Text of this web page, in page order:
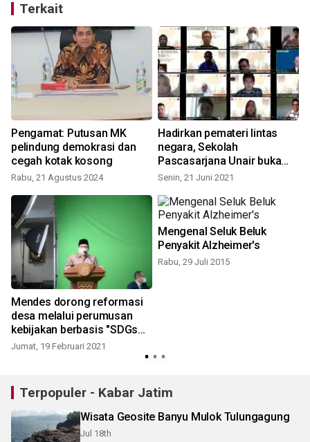
Terkait
Pengamat: Putusan MK
pelindung demokrasi dan
cegah kotak kosong
Rabu, 21 Agustus 2024
Hadirkan pemateri lintas
negara, Sekolah
Pascasarjana Unair buka
program "Online Summer
Senin, 21 Juni 2021
Mendes dorong reformasi
desa melalui perumusan
kebijakan berbasis "SDGs
Desa"
Jumat, 19 Februari 2021
Mengenal Seluk Beluk
Penyakit Alzheimer's
Rabu, 29 Juli 2015
Terpopuler - Kabar Jatim
Wisata Geosite Banyu Mulok Tulungagung
Jul 18th